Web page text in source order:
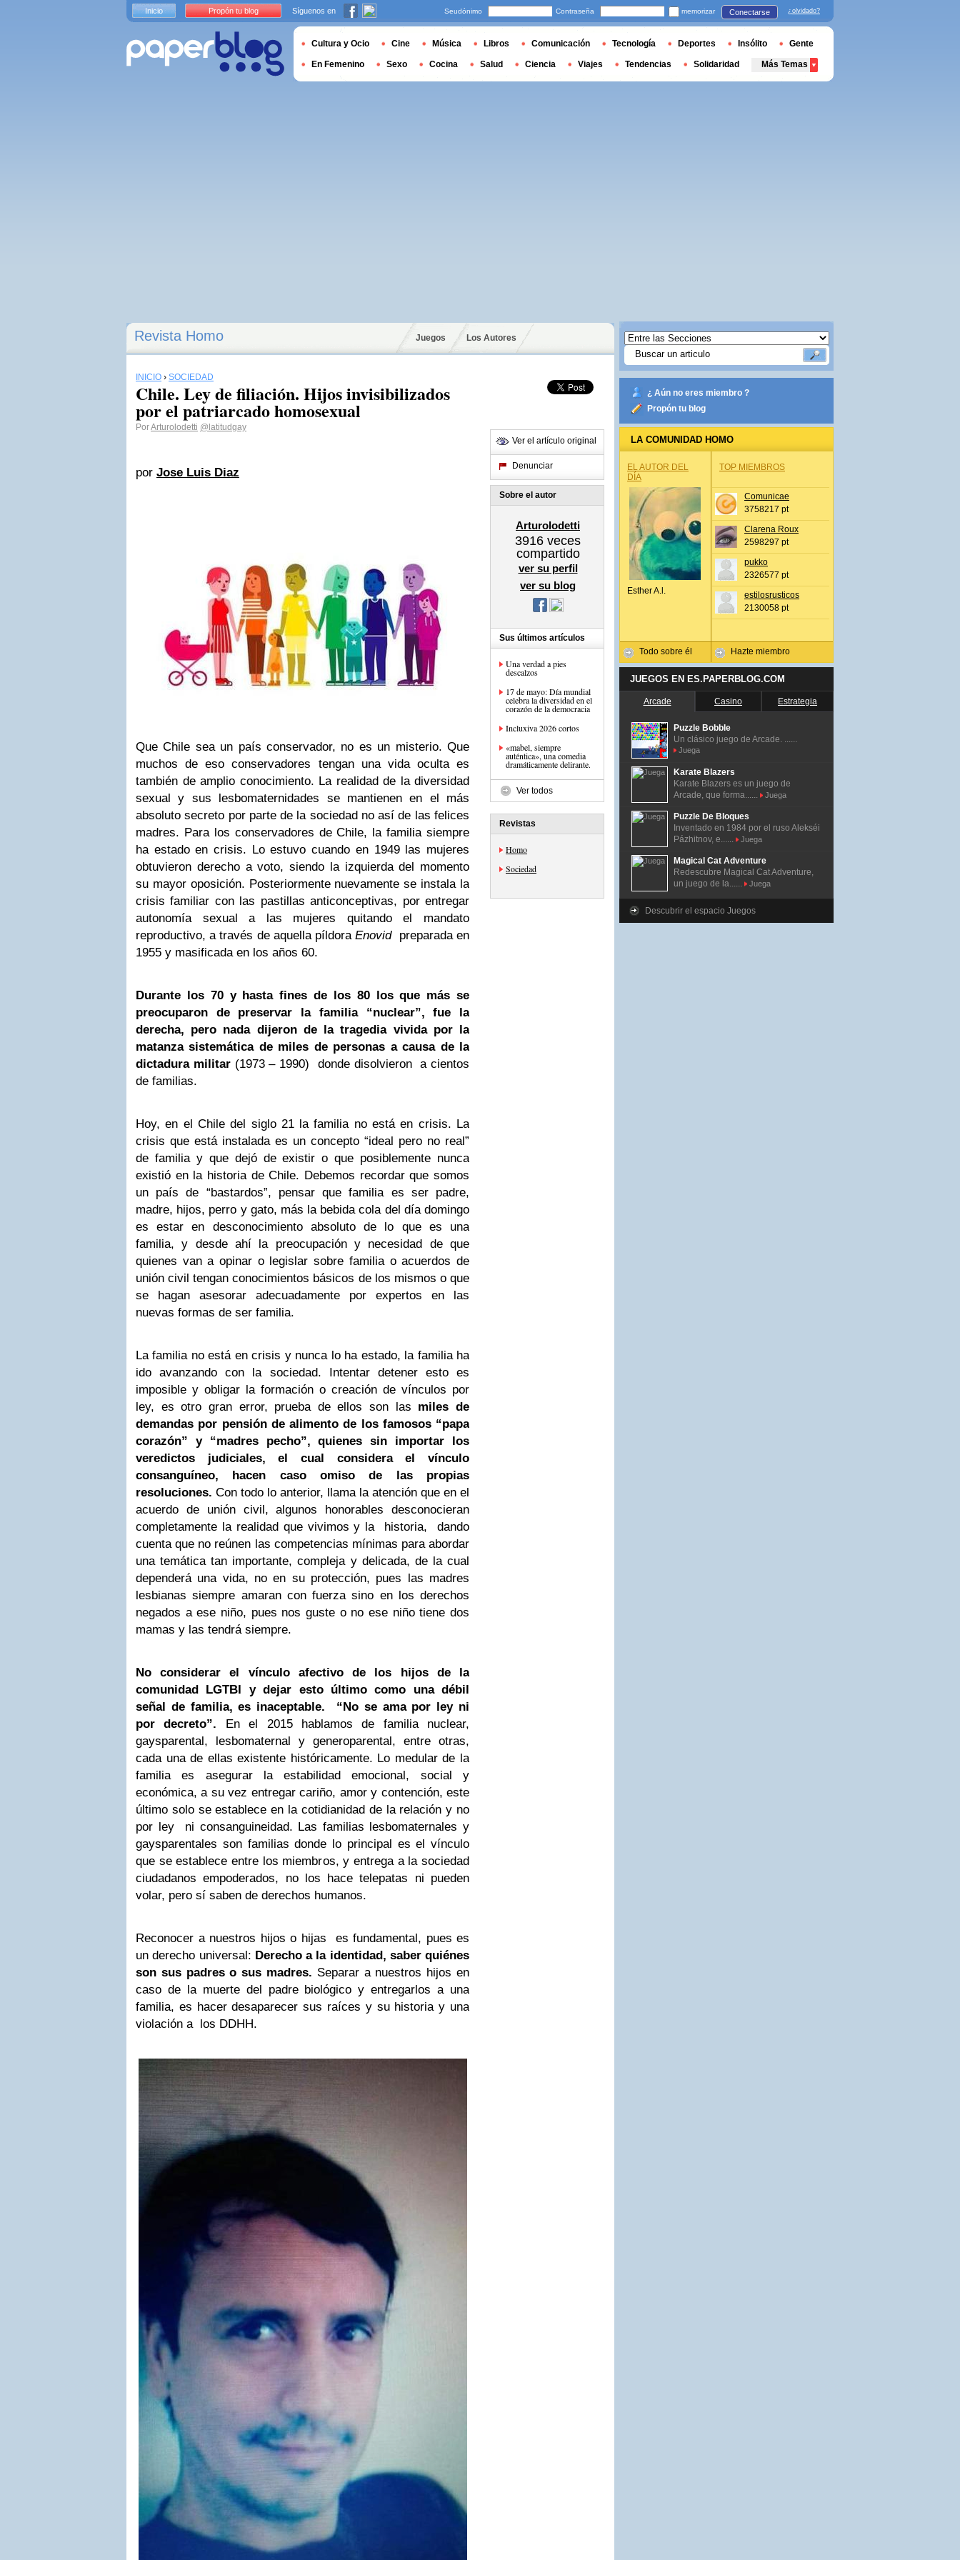
Revista Homo Juegos Los Autores
INICIO › SOCIEDAD
Chile. Ley de filiación. Hijos invisibilizados
por el patriarcado homosexual
PorArturolodetti @latitudgay
por Jose Luis Diaz
Que Chile sea un país conservador, no es un misterio. Que
muchos de eso conservadores tengan una vida oculta es
también de amplio conocimiento. La realidad de la diversidad
sexual y sus lesbomaternidades se mantienen en el más
absoluto secreto por parte de la sociedad no así de las felices
madres. Para los conservadores de Chile, la familia siempre
ha estado en crisis. Lo estuvo cuando en 1949 las mujeres
obtuvieron derecho a voto, siendo la izquierda del momento
su mayor oposición. Posteriormente nuevamente se instala la
crisis familiar con las pastillas anticonceptivas, por entregar
autonomía sexual a las mujeres quitando el mandato
reproductivo, a través de aquella píldoraEnovidpreparada en
1955 y masificada en los años 60.
Durante los 70 y hasta fines de los 80 los que más se
preocuparon de preservar la familia “nuclear”, fue la
derecha, pero nada dijeron de la tragedia vivida por la
matanza sistemática de miles de personas a causa de la
dictadura militar(1973 – 1990) donde disolvieron a cientos
de familias.
Hoy, en el Chile del siglo 21 la familia no está en crisis. La
crisis que está instalada es un concepto “ideal pero no real”
de familia y que dejó de existir o que posiblemente nunca
existió en la historia de Chile. Debemos recordar que somos
un país de “bastardos”, pensar que familia es ser padre,
madre, hijos, perro y gato, más la bebida cola del día domingo
es estar en desconocimiento absoluto de lo que es una
familia, y desde ahí la preocupación y necesidad de que
quienes van a opinar o legislar sobre familia o acuerdos de
unión civil tengan conocimientos básicos de los mismos o que
se hagan asesorar adecuadamente por expertos en las
nuevas formas de ser familia.
La familia no está en crisis y nunca lo ha estado, la familia ha
ido avanzando con la sociedad. Intentar detener esto es
imposible y obligar la formación o creación de vínculos por
ley, es otro gran error, prueba de ellos son las miles de
demandas por pensión de alimento de los famosos “papa
corazón” y “madres pecho”, quienes sin importar los
veredictos judiciales, el cual considera el vínculo
consanguíneo, hacen caso omiso de las propias
resoluciones. Con todo lo anterior, llama la atención que en el
acuerdo de unión civil, algunos honorables desconocieran
completamente la realidad que vivimos y la historia, dando
cuenta que no reúnen las competencias mínimas para abordar
una temática tan importante, compleja y delicada, de la cual
dependerá una vida, no en su protección, pues las madres
lesbianas siempre amaran con fuerza sino en los derechos
negados a ese niño, pues nos guste o no ese niño tiene dos
mamas y las tendrá siempre.
No considerar el vínculo afectivo de los hijos de la
comunidad LGTBI y dejar esto último como una débil
señal de familia, es inaceptable. “No se ama por ley ni
por decreto”. En el 2015 hablamos de familia nuclear,
gaysparental, lesbomaternal y generoparental, entre otras,
cada una de ellas existente históricamente. Lo medular de la
familia es asegurar la estabilidad emocional, social y
económica, a su vez entregar cariño, amor y contención, este
último solo se establece en la cotidianidad de la relación y no
por ley ni consanguineidad. Las familias lesbomaternales y
gaysparentales son familias donde lo principal es el vínculo
que se establece entre los miembros, y entrega a la sociedad
ciudadanos empoderados, no los hace telepatas ni pueden
volar, pero sí saben de derechos humanos.
Reconocer a nuestros hijos o hijas es fundamental, pues es
un derecho universal: Derecho a la identidad, saber quiénes
son sus padres o sus madres. Separar a nuestros hijos en
caso de la muerte del padre biológico y entregarlos a una
familia, es hacer desaparecer sus raíces y su historia y una
violación a los DDHH.
Ver el artículo original
Denunciar
Sobre el autor
Arturolodetti
3916 veces
compartido
ver su perfil
ver su blog
Sus últimos artículos
Una verdad a pies
descalzos
17 de mayo: Día mundial
celebra la diversidad en el
corazón de la democracia
Incluxiva 2026 cortos
«mabel, siempre
auténtica», una comedia
dramáticamente delirante.
Ver todos
Revistas
Homo
Sociedad
¿ Aún no eres miembro ?
Propón tu blog
LA COMUNIDAD HOMO
EL AUTOR DEL
DÍA
Esther A.l.
Todo sobre él
TOP MIEMBROS
Comunicae
3758217 pt
Clarena Roux
2598297 pt
pukko
2326577 pt
estilosrusticos
2130058 pt
Hazte miembro
JUEGOS EN ES.PAPERBLOG.COM
Arcade Casino Estrategia
Puzzle Bobble
Un clásico juego de Arcade. ......
Juega
Karate Blazers
Karate Blazers es un juego de
Arcade, que forma......
Juega
Puzzle De Bloques
Inventado en 1984 por el ruso Alekséi
Pázhitnov, e......
Juega
Magical Cat Adventure
Redescubre Magical Cat Adventure,
un juego de la......
Juega
Descubrir el espacio Juegos
Inicio Propón tu blog Síguenos en Seudónimo Contraseña memorizar Conectarse ¿olvidado?
Cultura y Ocio Cine Música Libros Comunicación Tecnología Deportes Insólito Gente
En Femenino Sexo Cocina Salud Ciencia Viajes Tendencias Solidaridad Más Temas